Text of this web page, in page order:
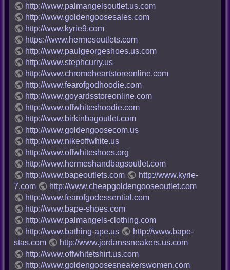
http://www.palmangelsoutlet.us.com
http://www.goldengoosesales.com
http://www.kyrie9.com
https://www.hermesoutlets.com
http://www.paulgeorgeshoes.us.com
http://www.stephcurry.us
http://www.chromeheartstoreonline.com
http://www.fearofgodhoodie.com
http://www.goyardsstoreonline.com
http://www.offwhiteshoodie.com
http://www.birkinbagoutlet.com
http://www.goldengoosecom.us
http://www.nikeoffwhite.us
http://www.offwhiteshoes.org
http://www.hermeshandbagsoutlet.com
http://www.bapeoutlets.com
http://www.kyrie-
7.com
http://www.cheapgoldengooseoutlet.com
http://www.fearofgodessential.com
http://www.bape-shoes.com
http://www.palmangels-clothing.com
http://www.bathing-ape.us
http://www.bape-
stas.com
http://www.jordanssneakers.us.com
http://www.offwhitetshirt.us.com
http://www.goldengoosesneakerswomen.com